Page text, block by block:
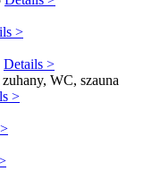
>
Details >
WC, szauna
>